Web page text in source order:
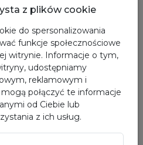
2 : 0
: 0 Nikita Khokhon
z plików cookie
do spersonalizowania
funkcje społecznościowe
witrynie. Informacje o tym,
udostępniamy
reklamowym i
połączyć te informacje
od Ciebie lub
z ich usług.